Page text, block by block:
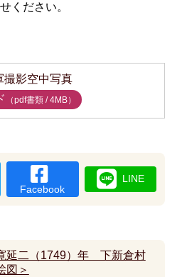
ください。
撮影空中写真
（pdf書類 /4MB）
Facebook
LINE
延二（1749）年 下新倉村
図＞